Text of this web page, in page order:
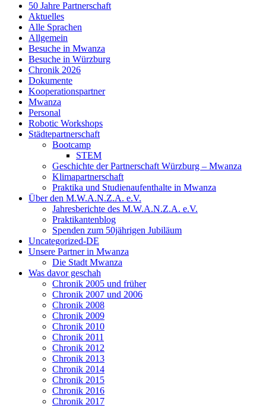
50 Jahre Partnerschaft
Aktuelles
Alle Sprachen
Allgemein
Besuche in Mwanza
Besuche in Würzburg
Chronik 2026
Dokumente
Kooperationspartner
Mwanza
Personal
Robotic Workshops
Städtepartnerschaft
Bootcamp
STEM
Geschichte der Partnerschaft Würzburg – Mwanza
Klimapartnerschaft
Praktika und Studienaufenthalte in Mwanza
Über den M.W.A.N.Z.A. e.V.
Jahresberichte des M.W.A.N.Z.A. e.V.
Praktikantenblog
Spenden zum 50jährigen Jubiläum
Uncategorized-DE
Unsere Partner in Mwanza
Die Stadt Mwanza
Was davor geschah
Chronik 2005 und früher
Chronik 2007 und 2006
Chronik 2008
Chronik 2009
Chronik 2010
Chronik 2011
Chronik 2012
Chronik 2013
Chronik 2014
Chronik 2015
Chronik 2016
Chronik 2017